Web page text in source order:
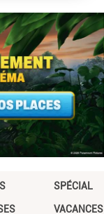
SPÉCIAL
VACANCES